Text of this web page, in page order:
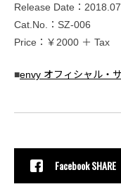
Release Date：
Cat.No.：SZ-006
Price：￥2000 ＋ Tax
■envy オフィシャル・
Facebook SHARE